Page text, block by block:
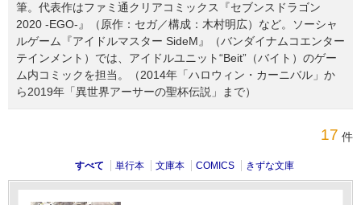
筆。代表作はファミ通クリアコミックス『セブンスドラゴン
2020 -EGO-』（原作：セガ／構成：木村明広）など。ソーシャ
ルゲーム『アイドルマスター SideM』（バンダイナムコエンター
テインメント）では、アイドルユニット“Beit”（バイト）のゲー
ム内コミックを担当。（2014年「ハロウィン・カーニバル」か
ら2019年「異世界アーサーの聖杯伝説」まで）
17 件
すべて 単行本 文庫本 COMICS きずな文庫